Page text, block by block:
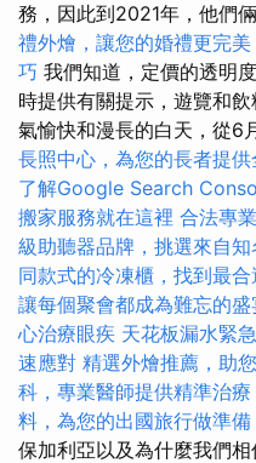
務，因此到2021年，他們
禮外燴，讓您的婚禮更完美
巧 我們知道，定價的透明
時提供有關提示，遊覽和
氣愉快和漫長的白天，從6
長照中心，為您的長者提
了解Google Search
搬家服務就在這裡 合法專
級助聽器品牌，挑選來自
同款式的冷凍櫃，找到最
讓每個聚會都成為難忘的盛
心治療眼疾 天花板漏水緊
速應對 精選外燴推薦，助
科，專業醫師提供精準治療
料，為您的出國旅行做準備
保加利亞以及為什麼我們